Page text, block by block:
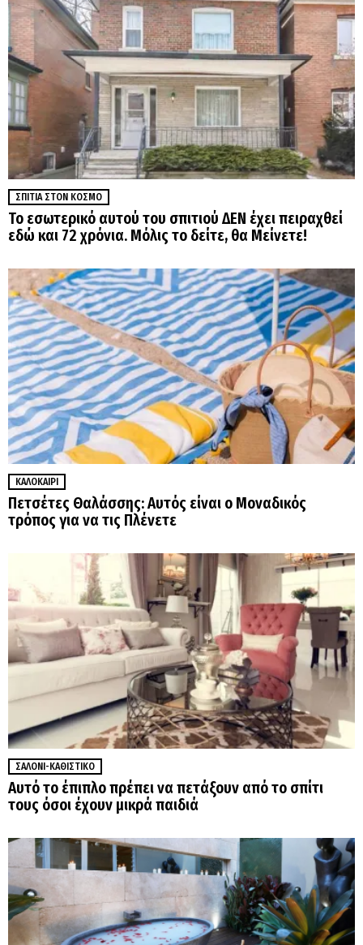
ΣΠΊΤΙΑ ΣΤΟΝ ΚΌΣΜΟ
Το εσωτερικό αυτού του σπιτιού ΔΕΝ έχει πειραχθεί
εδώ και 72 χρόνια. Μόλις το δείτε, θα Μείνετε!
ΚΑΛΟΚΑΊΡΙ
Πετσέτες Θαλάσσης: Αυτός είναι ο Μοναδικός
τρόπος για να τις Πλένετε
ΣΑΛΌΝΙ-ΚΑΘΙΣΤΙΚΌ
Αυτό το έπιπλο πρέπει να πετάξουν από το σπίτι
τους όσοι έχουν μικρά παιδιά